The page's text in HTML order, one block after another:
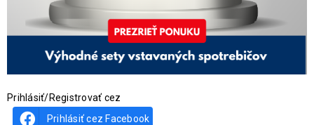
Prihlásiť/Registrovať cez
Prihlásiť cez Facebook